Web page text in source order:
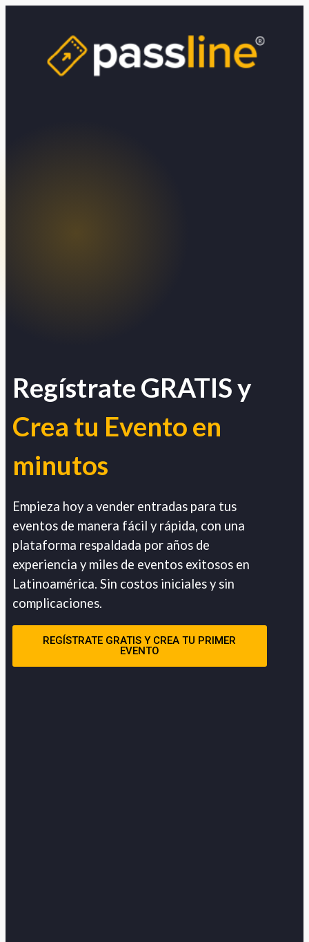
Regístrate GRATIS y
Crea tu Evento en
minutos
Empieza hoy a vender entradas para tus
eventos de manera fácil y rápida, con una
plataforma respaldada por años de
experiencia y miles de eventos exitosos en
Latinoamérica. Sin costos iniciales y sin
complicaciones.
REGÍSTRATE GRATIS Y CREA TU PRIMER
EVENTO